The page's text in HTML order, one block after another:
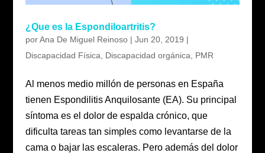
¿Que es la Espondiloartritis?
porAna De Miguel Reinoso| Jun 20, 2019 |
Discapacidad Física
Discapacidad orgánica PMR
Al menos medio millón de personas en España
tienen Espondilitis Anquilosante (EA). Su principal
síntoma es el dolor de espalda crónico, que
dificulta tareas tan simples como levantarse de la
cama o bajar las escaleras. Pero además del dolor